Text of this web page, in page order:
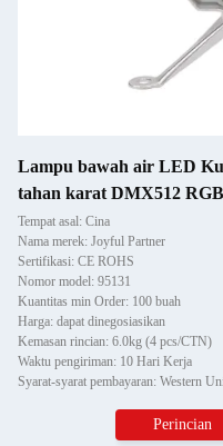
Lampu bawah air LED
tahan karat DMX512
Tempat asal: Cina
Nama merek: Joyful Partner
Sertifikasi: CE ROHS
Nomor model: 95131
Kuantitas min Order: 100 buah
Harga: dapat dinegosiasikan
Kemasan rincian: 6.0kg (4 pcs/CTN)
Waktu pengiriman: 10 Hari Kerja
Syarat-syarat pembayaran: Western
Perincian